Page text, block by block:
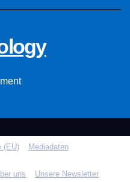
(EU) Mediadaten
uns Unsere Newsletter